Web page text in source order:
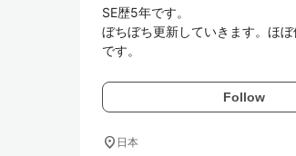
SE歴5年です。
ぼちぼち更新していきます。ほぼ
です。
Follow
location_on 日本